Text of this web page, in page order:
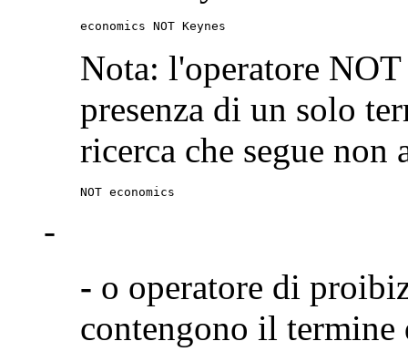
economics NOT Keynes
Nota: l'operatore
presenza di un solo
ricerca che segue non
NOT economics
-
- o operatore di
contengono il